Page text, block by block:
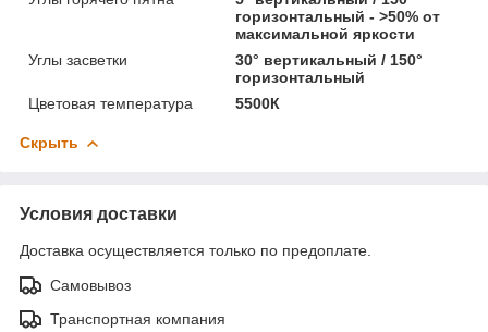
горизонтальный - >50% от
максимальной яркости
Углы засветки
30° вертикальный / 150°
горизонтальный
Цветовая температура
5500К
Скрыть
Условия доставки
Доставка осуществляется только по предоплате.
Самовывоз
Транспортная компания